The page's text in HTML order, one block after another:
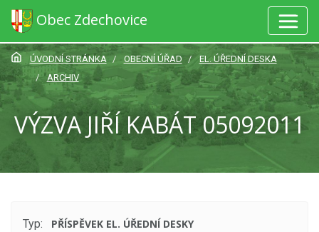
Obec Zdechovice
ÚVODNÍ STRÁNKA OBECNÍ ÚŘAD
EL. ÚŘEDNÍ DESKA
ARCHIV
VÝZVA JIŘÍ KABÁT 05092011
Typ:
PŘÍSPĚVEK EL. ÚŘEDNÍ DESKY